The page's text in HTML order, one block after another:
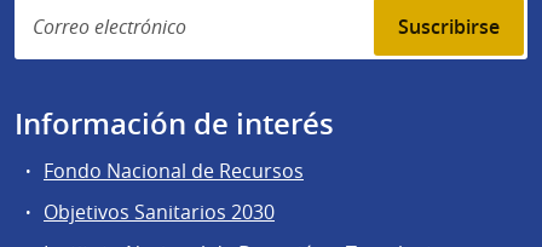
Suscribirse
Información de interés
Fondo Nacional de Recursos
Objetivos Sanitarios 2030